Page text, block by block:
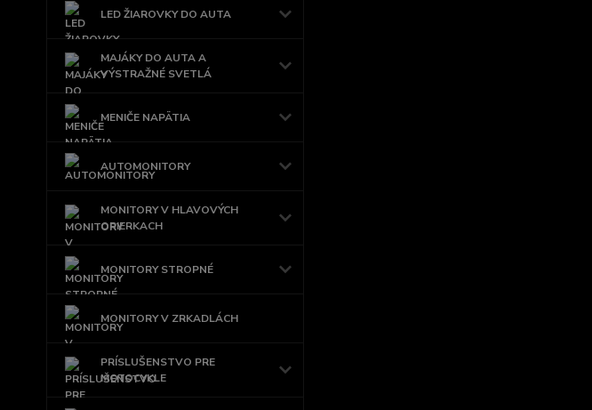
LED ŽIAROVKY DO AUTA
MAJÁKY DO AUTA A
VÝSTRAŽNÉ SVETLÁ
MENIČE NAPÄTIA
AUTOMONITORY
MONITORY V HLAVOVÝCH
OPIERKACH
MONITORY STROPNÉ
MONITORY V ZRKADLÁCH
PRÍSLUŠENSTVO PRE
MOTOCYKLE